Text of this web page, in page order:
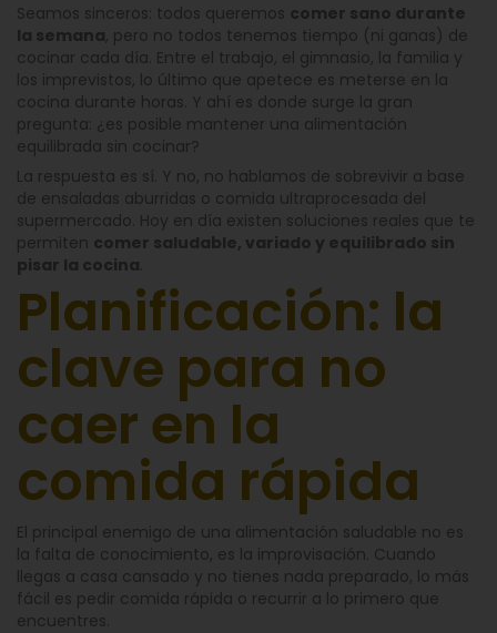
Seamos sinceros: todos queremos comer sano durante
la semana, pero no todos tenemos tiempo (ni ganas) de
cocinar cada día. Entre el trabajo, el gimnasio, la familia y
los imprevistos, lo último que apetece es meterse en la
cocina durante horas. Y ahí es donde surge la gran
pregunta: ¿es posible mantener una alimentación
equilibrada sin cocinar?
La respuesta es sí. Y no, no hablamos de sobrevivir a base
de ensaladas aburridas o comida ultraprocesada del
supermercado. Hoy en día existen soluciones reales que te
permiten comer saludable, variado y equilibrado sin
pisar la cocina
Planificación: la
clave para no
caer en la
comida rápida
El principal enemigo de una alimentación saludable no es
la falta de conocimiento, es la improvisación. Cuando
llegas a casa cansado y no tienes nada preparado, lo más
fácil es pedir comida rápida o recurrir a lo primero que
encuentres.